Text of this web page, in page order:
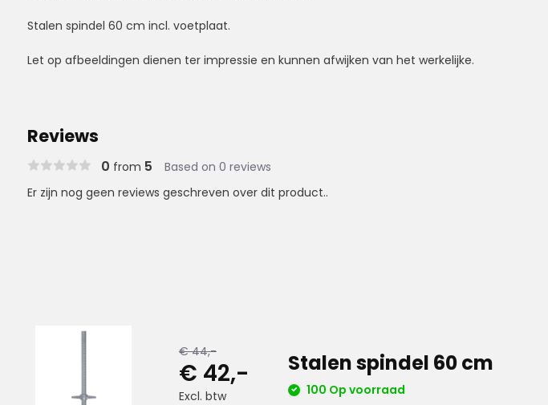
Stalen spindel 60 cm incl. voetplaat.
Let op afbeeldingen dienen ter impressie en kunnen afwijken van het werkelijke.
Reviews
0 from 5 Based on 0 reviews
Er zijn nog geen reviews geschreven over dit product..
€ 44,-
€ 42,-
Excl. btw
Stalen spindel 60 cm
100 Op voorraad